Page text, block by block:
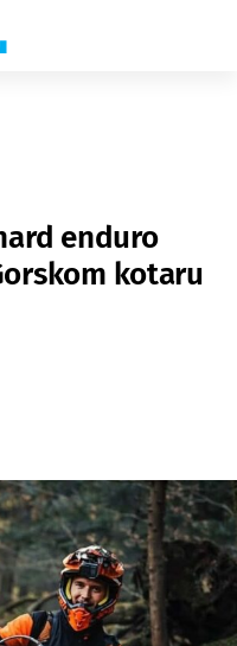
enduro
kotaru